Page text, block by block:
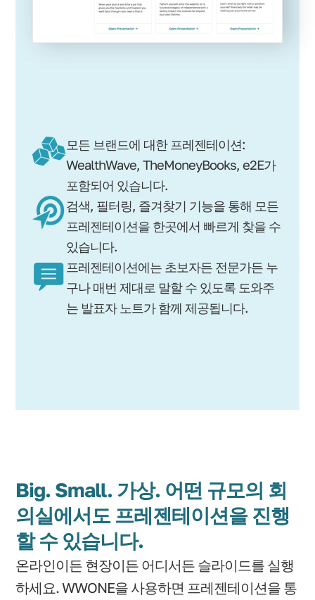
모든 브랜드에 대한 프레젠테이션:
WealthWave, TheMoneyBooks, e2E가
포함되어 있습니다.
검색, 필터링, 즐겨찾기 기능을 통해 모든
프레젠테이션을 한곳에서 빠르게 찾을 수
있습니다.
프레젠테이션에는 초보자든 전문가든 누
구나 매번 제대로 말할 수 있도록 도와주
는 발표자 노트가 함께 제공됩니다.
Big. Small. 가상. 어떤 규모의 회
의실에서도 프레젠테이션을 진행
할 수 있습니다.
온라인이든 현장이든 어디서든 슬라이드를 실행
하세요. WWONE을 사용하면 프레젠테이션을 통